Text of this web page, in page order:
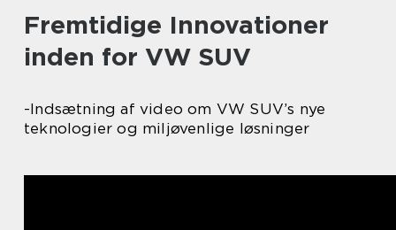
Fremtidige Innovationer
inden for VW SUV
-Indsætning af video om VW SUV’s nye
teknologier og miljøvenlige løsninger